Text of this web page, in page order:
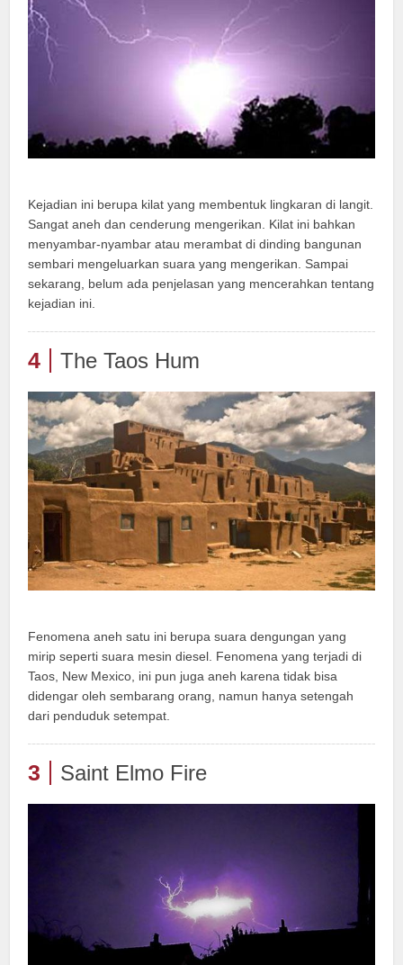
Kejadian ini berupa kilat yang membentuk lingkaran di langit.
Sangat aneh dan cenderung mengerikan. Kilat ini bahkan
menyambar-nyambar atau merambat di dinding bangunan
sembari mengeluarkan suara yang mengerikan. Sampai
sekarang, belum ada penjelasan yang mencerahkan tentang
kejadian ini.
4 The Taos Hum
Fenomena aneh satu ini berupa suara dengungan yang
mirip seperti suara mesin diesel. Fenomena yang terjadi di
Taos, New Mexico, ini pun juga aneh karena tidak bisa
didengar oleh sembarang orang, namun hanya setengah
dari penduduk setempat.
3 Saint Elmo Fire